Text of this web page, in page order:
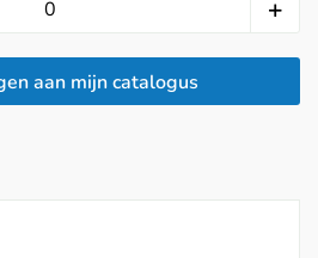
aan mijn catalogus